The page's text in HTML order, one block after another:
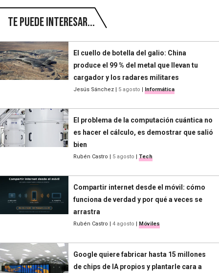
Te puede interesar...
El cuello de botella del galio: China
produce el 99 % del metal que llevan tu
cargador y los radares militares
Jesús Sánchez | 5 agosto | Informática
El problema de la computación cuántica no
es hacer el cálculo, es demostrar que salió
bien
Rubén Castro | 5 agosto | Tech
Compartir internet desde el móvil: cómo
funciona de verdad y por qué a veces se
arrastra
Rubén Castro | 4 agosto | Móviles
Google quiere fabricar hasta 15 millones
de chips de IA propios y plantarle cara a